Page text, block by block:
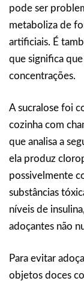
pode ser
metaboliza de
artificiais. É
que significa
concentrações.
A sucralose foi
cozinha com
que analisa a
ela produz
possivelmente
substâncias
níveis de
adoçantes não
Para evitar
objetos doces